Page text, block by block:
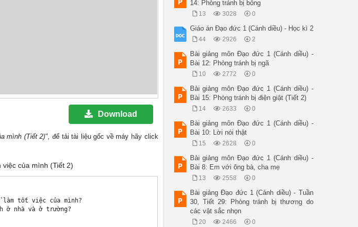
Download
mình (Tiết 2)" , để tải tài liệu gốc về máy hãy click
của mình (Tiết 2)
làm tốt việc của mình?
ở nhà và ở trường?
14: Phòng tránh bị bỏng
13 3028 0
Giáo án Đạo đức 1 (Cánh diều) - Học kì 2
44 2926 2
Bài giảng môn Đạo đức 1 (Cánh diều) -
Bài 12: Phòng tránh bị ngã
10 2772 0
Bài giảng môn Đạo đức 1 (Cánh diều) -
Bài 15: Phòng tránh bị điện giật (Tiết 2)
14 2633 0
Bài giảng môn Đạo đức 1 (Cánh diều) -
Bài 10: Lời nói thật
15 2628 0
Bài giảng môn Đạo đức 1 (Cánh diều) -
Bài 8: Em với ông bà, cha mẹ
13 2558 0
Bài giảng Đạo đức 1 (Cánh diều) - Tuần
30, Tiết 29: Phòng tránh bị thương do
các vật sắc nhọn
20 2466 0